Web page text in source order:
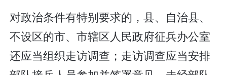
对政治条件有特别要求的，县、自治县、
不设区的市、市辖区人民政府征兵办公室
还应当组织走访调查；走访调查应当安排